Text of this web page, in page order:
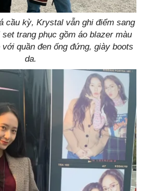
cầu kỳ, Krystal vẫn ghi điểm sang
trang phục gồm áo blazer màu
quần đen ống đứng, giày boots
da.